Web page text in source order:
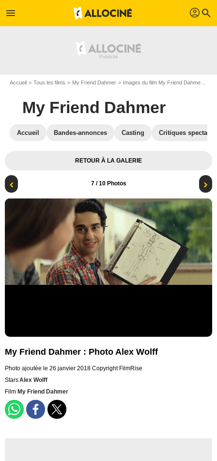
menu profil search
Accueil Tous les films My Friend Dahmer Images du film My Friend Dahmer
My Friend Dahmer
Accueil Bandes-annonces Casting Critiques
RETOUR À LA GALERIE
7/ 10 Photos
My Friend Dahmer : Photo Alex Wolff
Photo ajoutée le 26 janvier 2018 Copyright FilmRise
StarsAlex Wolff
Film My Friend Dahmer